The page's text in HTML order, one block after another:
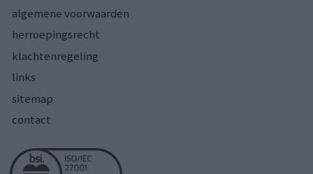
algemene voorwaarden
herroepingsrecht
klachtenregeling
links
sitemap
contact